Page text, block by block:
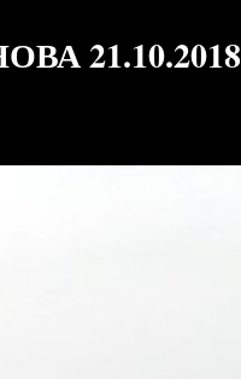
21.10.2018